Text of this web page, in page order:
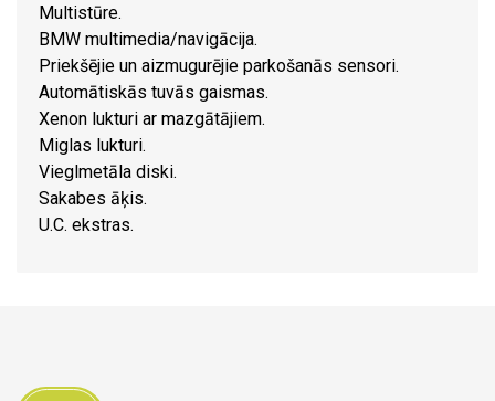
Multistūre.
BMW multimedia/navigācija.
Priekšējie un aizmugurējie parkošanās sensori.
Automātiskās tuvās gaismas.
Xenon lukturi ar mazgātājiem.
Miglas lukturi.
Vieglmetāla diski.
Sakabes āķis.
U.C. ekstras.